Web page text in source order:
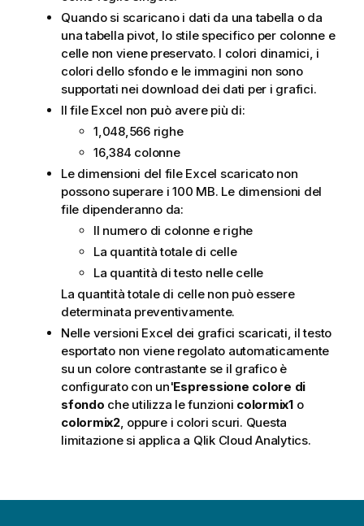
Quando si scaricano i dati da una tabella o da
una tabella pivot, lo stile specifico per colonne e
celle non viene preservato. I colori dinamici, i
colori dello sfondo e le immagini non sono
supportati nei download dei dati per i grafici.
Il file Excel non può avere più di:
1,048,566 righe
16,384 colonne
Le dimensioni del file Excel scaricato non
possono superare i 100 MB. Le dimensioni del
file dipenderanno da:
Il numero di colonne e righe
La quantità totale di celle
La quantità di testo nelle celle
La quantità totale di celle non può essere
determinata preventivamente.
Nelle versioni Excel dei grafici scaricati, il testo
esportato non viene regolato automaticamente
su un colore contrastante se il grafico è
configurato con un'Espressione colore di
sfondo che utilizza le funzioni colormix1o
colormix2, oppure i colori scuri. Questa
limitazione si applica a Qlik Cloud Analytics.